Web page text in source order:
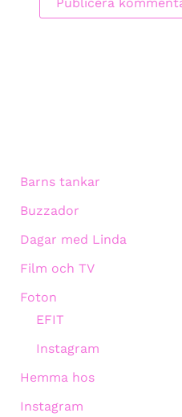
Barns tankar
Buzzador
Dagar med Linda
Film och TV
Foton
EFIT
Instagram
Hemma hos
Instagram